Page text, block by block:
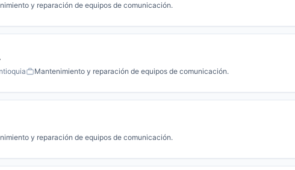
y reparación de equipos de comunicación.
Mantenimiento y reparación de equipos de comunicación.
y reparación de equipos de comunicación.